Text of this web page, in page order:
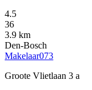
4.5
36
3.9 km
Den-Bosch
Makelaar073
Groote Vlietlaan 3 a